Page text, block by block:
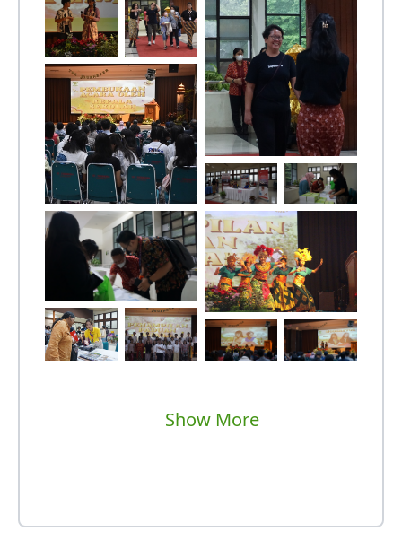
Show More